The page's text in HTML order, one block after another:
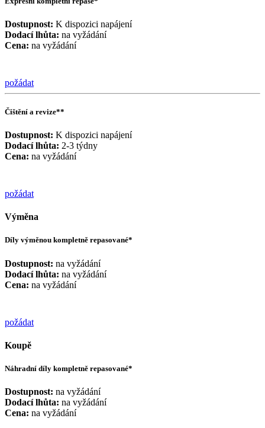
Dostupnost: K dispozici napájení
Dodací lhůta: na vyžádání
Cena: na vyžádání
požádat
Čištění a revize**
Dostupnost: K dispozici napájení
Dodací lhůta: 2-3 týdny
Cena: na vyžádání
požádat
Výměna
Díly výměnou kompletně repasované*
Dostupnost: na vyžádání
Dodací lhůta: na vyžádání
Cena: na vyžádání
požádat
Koupě
Náhradní díly kompletně repasované*
Dostupnost: na vyžádání
Dodací lhůta: na vyžádání
Cena: na vyžádání